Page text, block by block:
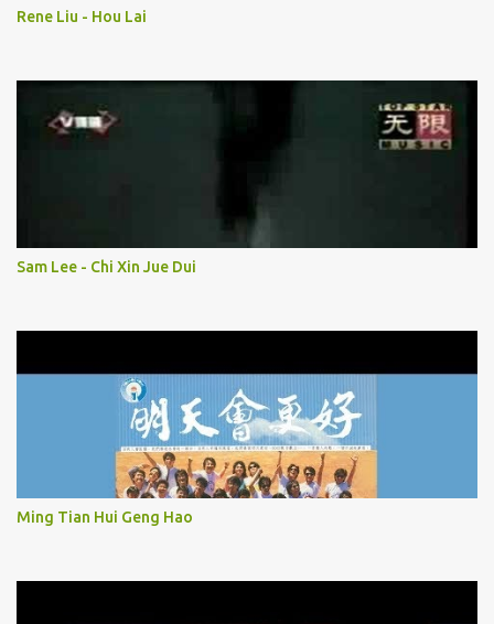
Rene Liu - Hou Lai
Sam Lee - Chi Xin Jue Dui
Ming Tian Hui Geng Hao